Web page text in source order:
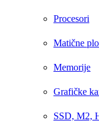
Procesori
Matične
Memorije
Grafičke
SSD, M2,